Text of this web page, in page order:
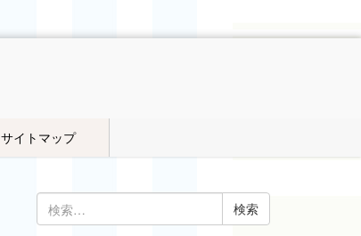
サイトマップ
検
索: